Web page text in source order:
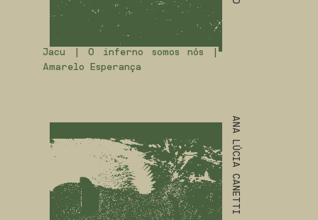
Jacu | O inferno somos nós |
Amarelo Esperança
ANA LÚCIA CANETTI